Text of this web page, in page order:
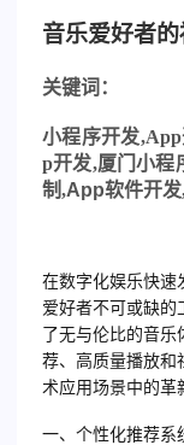
音乐爱好者
关键词：
小程序开发,App
p开发,厦门小程
制,App软件开
在数字化娱乐快速
爱好者不可或缺的
了无与伦比的音乐
荐、高质量播放和
术应用场景中的革
一、个性化推荐系